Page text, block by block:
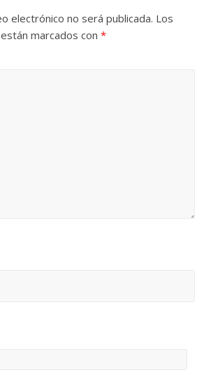
electrónico no será publicada. Los
marcados con*